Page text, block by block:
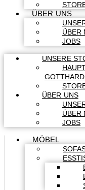
ÜBER UNS
ÜBER
JOBS
UNSERE
ÜBER UNS
ÜBER
JOBS
MÖBEL